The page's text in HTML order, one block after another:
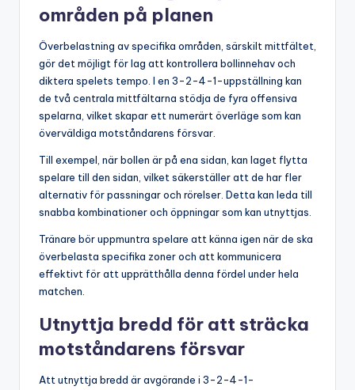
områden på planen
Överbelastning av specifika områden, särskilt mittfältet,
gör det möjligt för lag att kontrollera bollinnehav och
diktera spelets tempo. I en 3-2-4-1-uppställning kan
de två centrala mittfältarna stödja de fyra offensiva
spelarna, vilket skapar ett numerärt överläge som kan
överväldiga motståndarens försvar.
Till exempel, när bollen är på ena sidan, kan laget flytta
spelare till den sidan, vilket säkerställer att de har fler
alternativ för passningar och rörelser. Detta kan leda till
snabba kombinationer och öppningar som kan utnyttjas.
Tränare bör uppmuntra spelare att känna igen när de ska
överbelasta specifika zoner och att kommunicera
effektivt för att upprätthålla denna fördel under hela
matchen.
Utnyttja bredd för att sträcka
motståndarens försvar
Att utnyttja bredd är avgörande i 3-2-4-1-